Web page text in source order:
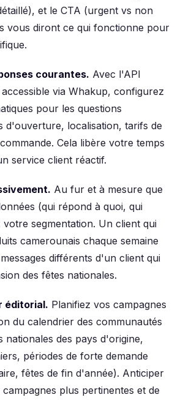
et le CTA (urgent vs non
vous diront ce qui fonctionne pour
courantes. Avec l'API
via Whakup, configurez
pour les questions
d'ouverture, localisation, tarifs de
Cela libère votre temps
service client réactif.
Au fur et à mesure que
(qui répond à quoi, qui
segmentation. Un client qui
camerounais chaque semaine
différents d'un client qui
des fêtes nationales.
éditorial. Planifiez vos campagnes
du calendrier des communautés
des pays d'origine,
périodes de forte demande
fêtes de fin d'année). Anticiper
plus pertinentes et de